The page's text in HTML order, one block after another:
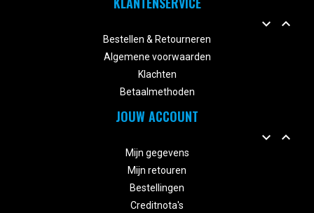
 
Bestellen & Retourneren
Algemene voorwaarden
Klachten
Betaalmethoden
JOUW ACCOUNT
 
Mijn gegevens
Mijn retouren
Bestellingen
Creditnota's